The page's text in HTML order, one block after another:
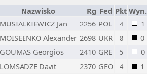
Nazwisko Rg Fed Pkt Wyn.
MUSIALKIEWICZ Jan 2256 POL 4 1
MOISEENKO Alexander 2698 UKR 8 0
GOUMAS Georgios 2410 GRE 5 0
LOMSADZE Davit 2370 GEO 4 1